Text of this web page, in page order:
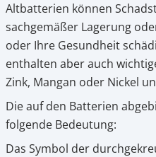
Altbatterien können
sachgemäßer Lagerung
oder Ihre Gesundheit
enthalten aber auch
Zink, Mangan oder Nickel
Die auf den Batterien
folgende Bedeutung:
Das Symbol der
Strömungspumpe
Thermometer
UV-Filter
Aquarium Filter
Thermometer
UV-Filter
Zubehör
CO2-Anlage Aquarium